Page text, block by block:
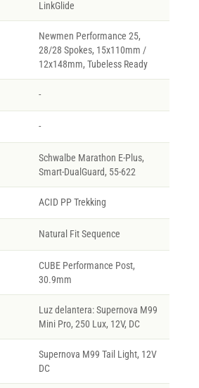
LinkGlide
Newmen Performance 25,
28/28 Spokes, 15x110mm /
12x148mm, Tubeless Ready
-
-
Schwalbe Marathon E-Plus,
Smart-DualGuard, 55-622
ACID PP Trekking
Natural Fit Sequence
CUBE Performance Post,
30.9mm
Luz delantera: Supernova M99
Mini Pro, 250 Lux, 12V, DC
Supernova M99 Tail Light, 12V
DC